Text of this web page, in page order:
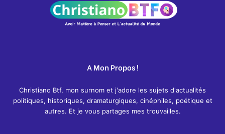
A Mon Propos !
Christiano Btf, mon surnom et j'adore les sujets d'actualités
politiques, historiques, dramaturgiques, cinéphiles, poétique et
autres. Et je vous partages mes trouvailles.